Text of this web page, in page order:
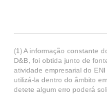
(1) A informação constante
D&B, foi obtida junto de
atividade empresarial do
utilizá-la dentro do âmbito
detete algum erro poderá